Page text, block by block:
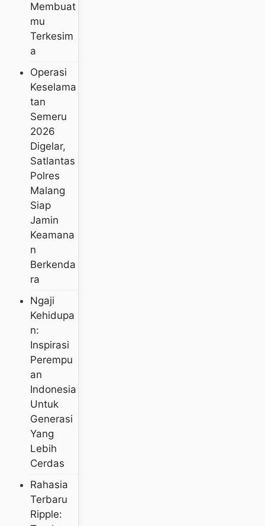
Membuat
Mu
Terkesim
A
Operasi
Keselama
Tan
Semeru
2026
Digelar,
Satlantas
Polres
Malang
Siap
Jamin
Keamana
N
Berkenda
Ra
Ngaji
Kehidupa
N:
Inspirasi
Perempu
An
Indonesia
Untuk
Generasi
Yang
Lebih
Cerdas
Rahasia
Terbaru
Ripple: